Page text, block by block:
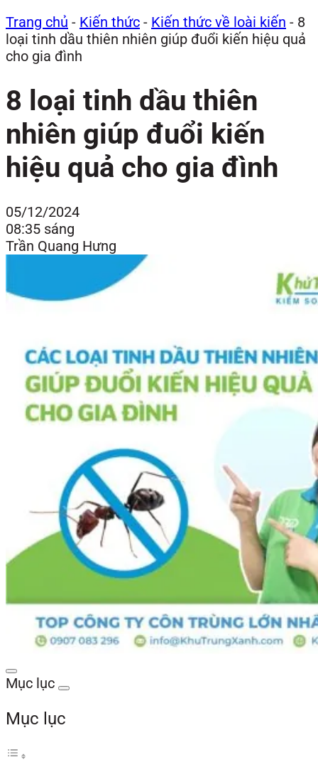
Trang chủ - Kiến thức - Kiến thức về loài kiến - 8
loại tinh dầu thiên nhiên giúp đuổi kiến hiệu quả
cho gia đình
8 loại tinh dầu thiên
nhiên giúp đuổi kiến
hiệu quả cho gia đình
05/12/2024
08:35 sáng
Trần Quang Hưng
Mục lục
Mục lục